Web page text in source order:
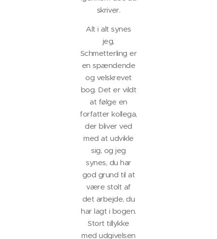
skriver.
Alt i alt synes
jeg,
Schmetterling er
en spændende
og velskrevet
bog. Det er vildt
at følge en
forfatter kollega,
der bliver ved
med at udvikle
sig, og jeg
synes, du har
god grund til at
være stolt af
det arbejde, du
har lagt i bogen.
Stort tillykke
med udgivelsen